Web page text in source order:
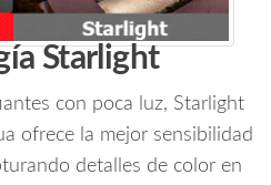
Starlight
con poca luz, Starlight
ofrece la mejor sensibilidad
detalles de color en